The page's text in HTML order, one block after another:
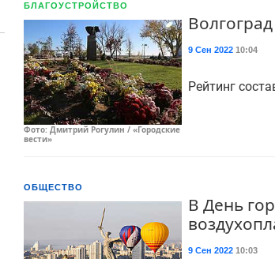
БЛАГОУСТРОЙСТВО
Фото: Дмитрий Рогулин / «Городские
вести»
9 Сен 2022 10:04
Рейтинг
ОБЩЕСТВО
В День
9 Сен 2022 10:03